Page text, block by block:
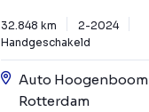
32.848 km
2-2024
Handgeschakeld
Auto Hoogenboom
Rotterdam